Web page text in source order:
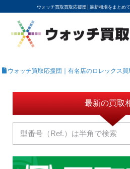
ウォッチ買取買取応援団│ 最新相場をまとめ
YouTubeで動画を公開中
ROLEXモデル名から買取相場を
高級時計ブランド名から買取相
地域から買取店を探す
店舗名から買取店を探す
ブランド時計を高く売る方法
買取査定を依頼する
ウォッチ買取応援団｜有名店のロレックス
最新の買取